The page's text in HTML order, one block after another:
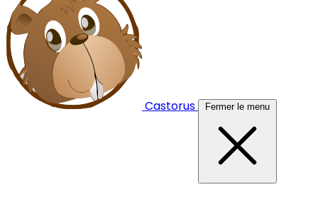
Castorus Fermer le menu